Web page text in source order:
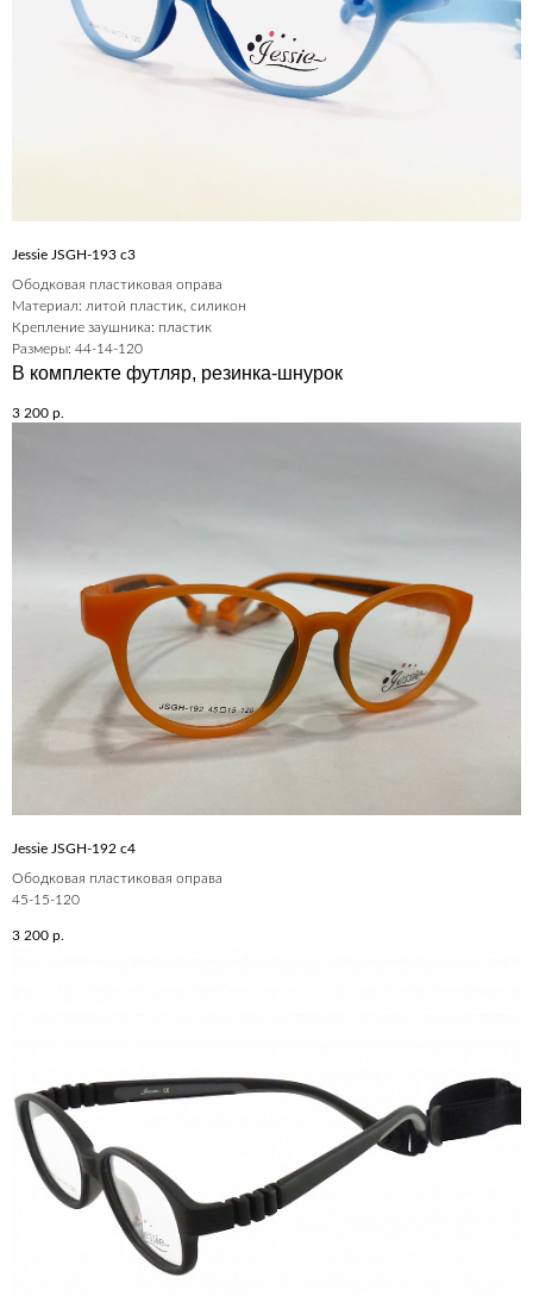
Jessie JSGH-193 c3
Ободковая пластиковая оправа
Материал: литой пластик, силикон
Крепление заушника: пластик
Размеры: 44-14-120
В комплекте футляр, резинка-шнурок
3 200 р.
Jessie JSGH-192 c4
Ободковая пластиковая оправа
45-15-120
3 200 р.